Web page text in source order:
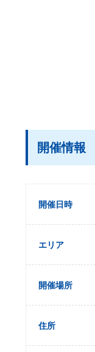
開催情報
開催日時
エリア
開催場所
住所